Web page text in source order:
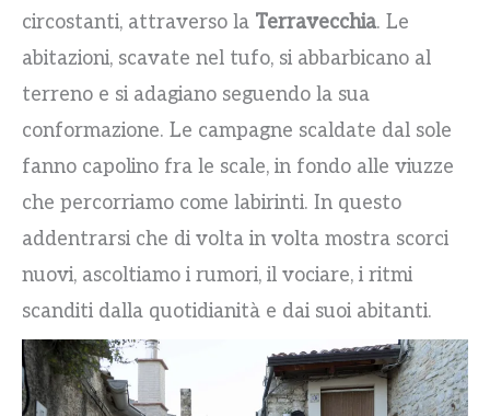
circostanti, attraverso la Terravecchia. Le
abitazioni, scavate nel tufo, si abbarbicano al
terreno e si adagiano seguendo la sua
conformazione. Le campagne scaldate dal sole
fanno capolino fra le scale, in fondo alle viuzze
che percorriamo come labirinti. In questo
addentrarsi che di volta in volta mostra scorci
nuovi, ascoltiamo i rumori, il vociare, i ritmi
scanditi dalla quotidianità e dai suoi abitanti.